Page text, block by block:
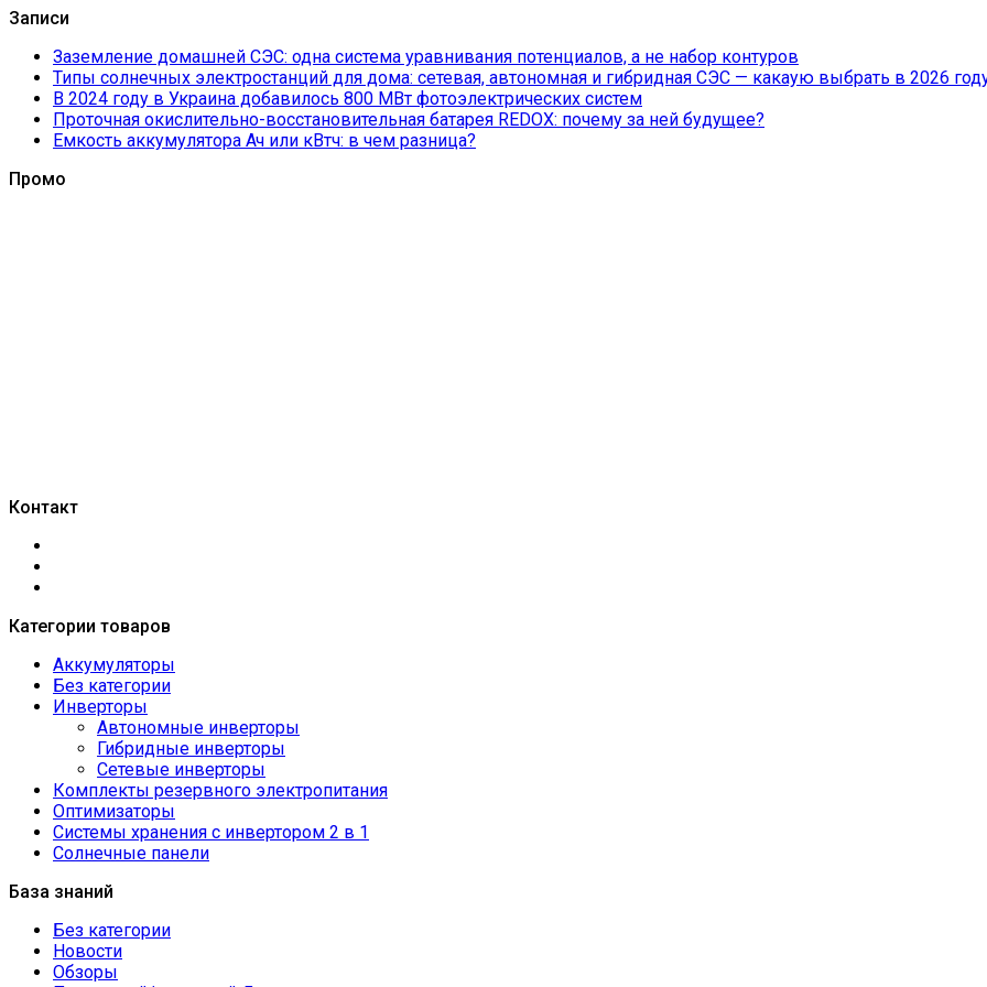
Записи
Заземление домашней СЭС: одна система уравнивания потенциалов, а не набор контуров
Типы солнечных электростанций для дома: сетевая, автономная и гибридная СЭС — какаую выбрать в 2026
В 2024 году в Украина добавилось 800 МВт фотоэлектрических систем
Проточная окислительно-восстановительная батарея REDOX: почему за ней будущее?
Емкость аккумулятора Ач или кВтч: в чем разница?
Промо
Контакт
Категории товаров
Аккумуляторы
Без категории
Инверторы
Автономные инверторы
Гибридные инверторы
Сетевые инверторы
Комплекты резервного электропитания
Оптимизаторы
Системы хранения с инвертором 2 в 1
Солнечные панели
База знаний
Без категории
Новости
Обзоры